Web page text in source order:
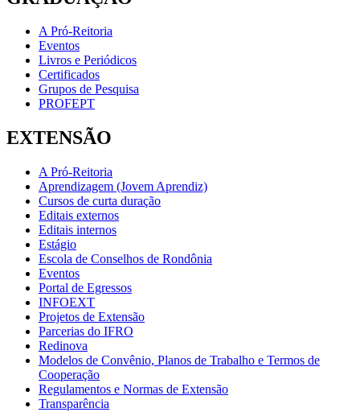
A Pró-Reitoria
Eventos
Livros e Periódicos
Certificados
Grupos de Pesquisa
PROFEPT
EXTENSÃO
A Pró-Reitoria
Aprendizagem (Jovem Aprendiz)
Cursos de curta duração
Editais externos
Editais internos
Estágio
Escola de Conselhos de Rondônia
Eventos
Portal de Egressos
INFOEXT
Projetos de Extensão
Parcerias do IFRO
Redinova
Modelos de Convênio, Planos de Trabalho e Termos de
Cooperação
Regulamentos e Normas de Extensão
Transparência